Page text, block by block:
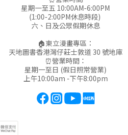
星期一至五 10:00AM-6:00PM
(1:00-2:00PM休息時段)
六、日及公眾假期休息
🏠東立漫畫專區：
天地圖書香港灣仔莊士敦道 30 號地庫
⏰營業時間：
星期一至日 (假日照常營業)
上午10:00am -下午8:00pm